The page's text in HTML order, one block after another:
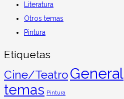
Literatura
Otros temas
Pintura
Etiquetas
Cine/TeatroGeneral
temas Pintura